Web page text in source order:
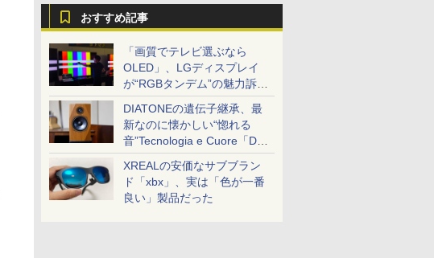
おすすめ記事
「画質でテレビ選ぶなら
OLED」、LGディスプレイ
が“RGBタンデム”の魅力訴
求。液晶とのガチ比較も
DIATONEの遺伝子継承、最
新なのに懐かしい“惚れる
音”Tecnologia e Cuore「DS-
TC52B」を聴く
XREALの安価なサブブラン
ド「xbx」、実は「色が一番
良い」製品だった